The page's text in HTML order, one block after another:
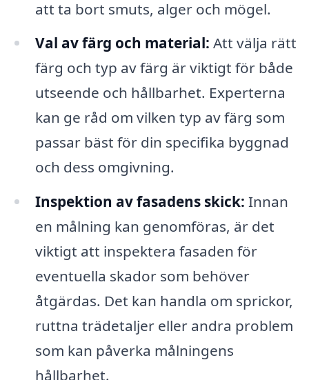
att ta bort smuts, alger och mögel.
Val av färg och material: Att välja rätt
färg och typ av färg är viktigt för både
utseende och hållbarhet. Experterna
kan ge råd om vilken typ av färg som
passar bäst för din specifika byggnad
och dess omgivning.
Inspektion av fasadens skick: Innan
en målning kan genomföras, är det
viktigt att inspektera fasaden för
eventuella skador som behöver
åtgärdas. Det kan handla om sprickor,
ruttna trädetaljer eller andra problem
som kan påverka målningens
hållbarhet.